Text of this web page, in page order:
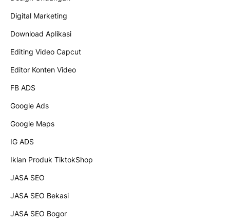
Digital Marketing
Download Aplikasi
Editing Video Capcut
Editor Konten Video
FB ADS
Google Ads
Google Maps
IG ADS
Iklan Produk TiktokShop
JASA SEO
JASA SEO Bekasi
JASA SEO Bogor